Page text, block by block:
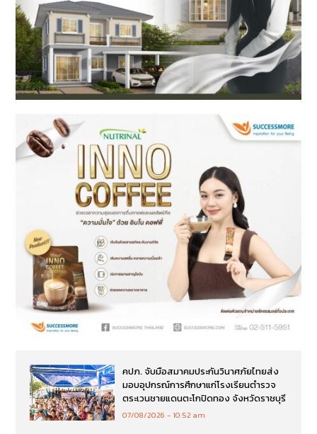
คปภ. จับมือสมาคมประกันวินาศภัยไทยส่ง
มอบอุปกรณ์การศึกษาแก่โรงเรียนตำรวจ
ตระเวนชายแดนตะโกปิดทอง จังหวัดราชบุรี
07/08/2026 10:52 am